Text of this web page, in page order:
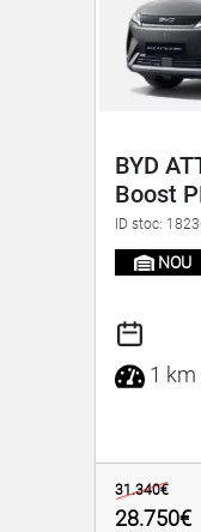
BYD
Boost
ID stoc:
NOU
1 km
31.340€
28.750€